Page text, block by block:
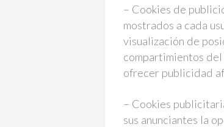
– Cookies de
mostrados a cada
visualización de
compartimientos
ofrecer publicidad
– Cookies
sus anunciantes la